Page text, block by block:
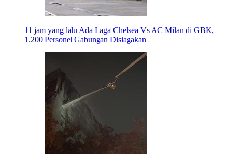
11 jam yang lalu Ada Laga Chelsea Vs AC Milan di GBK,
1.200 Personel Gabungan Disiagakan